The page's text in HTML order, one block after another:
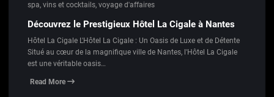
spa, vins et cocktails, voyage d'affaires
Découvrez le Prestigieux Hôtel La Cigale à Nantes
Hôtel La Cigale L'Hôtel La Cigale : Un Oasis de Luxe et de Détente
Situé au cœur de la magnifique ville de Nantes, l'Hôtel La Cigale
est une véritable oasis…
Read More